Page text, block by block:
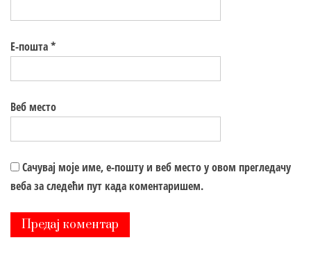
Е-пошта*
Веб место
Сачувај моје име, е-пошту и веб место у овом прегледачу
веба за следећи пут када коментаришем.